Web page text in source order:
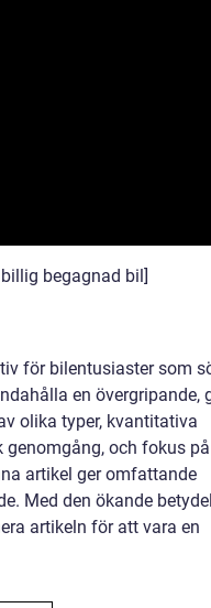
begagnad bil]
för bilentusiaster som
en övergripande,
olika typer, kvantitativa
och fokus på
artikel ger omfattande
Med den ökande
artikeln för att vara en